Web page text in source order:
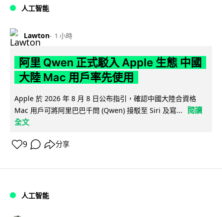
人工智能
Lawton 1 小時
阿里 Qwen 正式駁入 Apple 生態 中國
大陸 Mac 用戶率先使用
Apple 於 2026 年 8 月 8 日公布指引，確認中國大陸合資格
Mac 用戶可將阿里巴巴千問 (Qwen) 接駁至 Siri 及寫...
閱讀
全文
9 分享
人工智能